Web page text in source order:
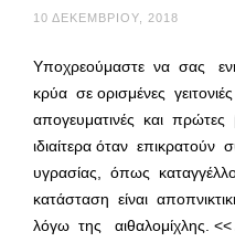
10 ΔΕΚΕΜΒΡΊΟΥ, 2018
Υποχρεούμαστε να σας
κρύα σε ορισμένες
απογευματινές και
ιδιαίτερα όταν
υγρασίας, όπως
κατάσταση είναι
λόγω της αιθαλομίχλης.